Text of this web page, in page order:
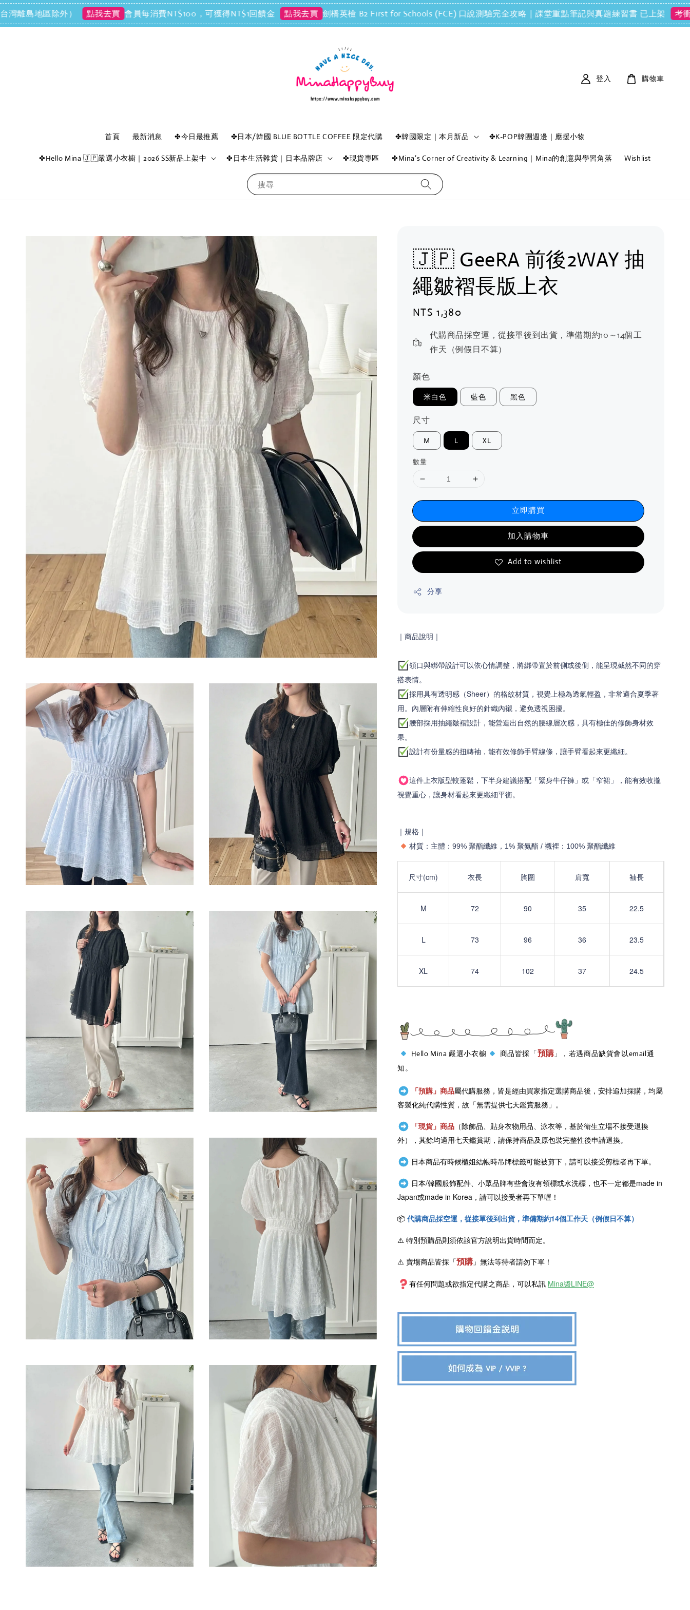
地區除外） 點我去買 會員每消費NT$100，可獲得NT$1回饋金 點我去買 劍橋英檢 B2 First for Schools (FCE) 口說測驗完全攻略｜課堂重點筆記與真題練習書 已上架 考衝必備
搜尋
首頁 最新消息 ✤今日最推薦 ✤日本/韓國 BLUE BOTTLE COFFEE 限定代購 ✤韓國限定｜本月新品 ✤K-POP韓團週邊｜應援小物
✤Hello Mina 🇯🇵嚴選小衣櫥｜2026 SS新品上架中 ✤日本生活雜貨｜日本品牌店 ✤現貨專區 ✤Mina’s Corner of Creativity & Learning｜Mina的創意與學習角落 Wishlist
登入 購物車
🇯🇵 GeeRA 前後2WAY 抽
繩皺褶長版上衣
Regular
price
NT$ 1,380
代購商品採空運，從接單後到出貨，準備期約10～14個工
作天（例假日不算）
顏色
米白色 藍色 黑色
尺寸
M L XL
數量
立即購買
加入購物車
Add to wishlist
分享
｜商品說明 ｜
領口與綁帶設計可以依心情調整，將綁帶置於前側或後側，能呈現截然不同的穿
搭表情。
採用具有透明感（Sheer）的格紋材質，視覺上極為透氣輕盈，非常適合夏季著
用。內層附有伸縮性良好的針織內襯，避免透視困擾。
腰部採用抽繩皺褶設計，能營造出自然的腰線層次感，具有極佳的修飾身材效
果。
設計有份量感的扭轉袖，能有效修飾手臂線條，讓手臂看起來更纖細。
這件上衣版型較蓬鬆，下半身建議搭配「緊身牛仔褲」或「窄裙」，能有效收攏
視覺重心，讓身材看起來更纖細平衡。
｜規格｜
材質：主體：99% 聚酯纖維，1% 聚氨酯 / 襯裡：100% 聚酯纖維
尺寸(cm) 衣長 胸圍 肩寬 袖長
M 72 90 35 22.5
L 73 96 36 23.5
XL 74 102 37 24.5
Hello Mina 嚴選小衣櫥 商品皆採「預購」，若遇商品缺貨會以email通
知。
「預購」商品屬代購服務，皆是經由買家指定選購商品後，安排追加採購，均屬
客製化純代購性質，故「無需提供七天鑑賞服務」。
「現貨」商品（除飾品、貼身衣物用品、泳衣等，基於衛生立場不接受退換
外），其餘均適用七天鑑賞期，請保持商品及原包裝完整性後申請退換。
日本商品有時候櫃姐結帳時吊牌標籤可能被剪下，請可以接受剪標者再下單。
日本/韓國服飾配件、小眾品牌有些會沒有領標或水洗標，也不一定都是made in
Japan或made in Korea，請可以接受者再下單喔！
📦代購商品採空運，從接單後到出貨，準備期約14個工作天（例假日不算）
⚠️特別預購品則須依該官方說明出貨時間而定。
⚠️ 賣場商品皆採 「預購 」無法等待者請勿下單！
有任何問題或欲指定代購之商品，可以私訊 Mina醬LINE@